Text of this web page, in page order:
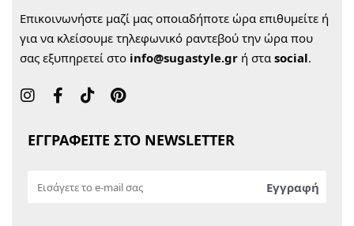
Επικοινωνήστε μαζί μας οποιαδήποτε ώρα επιθυμείτε ή
για να κλείσουμε τηλεφωνικό ραντεβού την ώρα που
σας εξυπηρετεί στο info@sugastyle.gr ή στα social.
ΕΓΓΡΑΦΕΙΤΕ ΣΤΟ NEWSLETTER